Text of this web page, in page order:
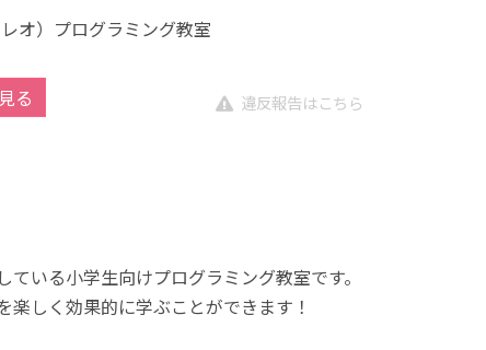
オ）プログラミング教室
る 違反報告はこちら
いる小学生向けプログラミング教室です。
しく効果的に学ぶことができます！